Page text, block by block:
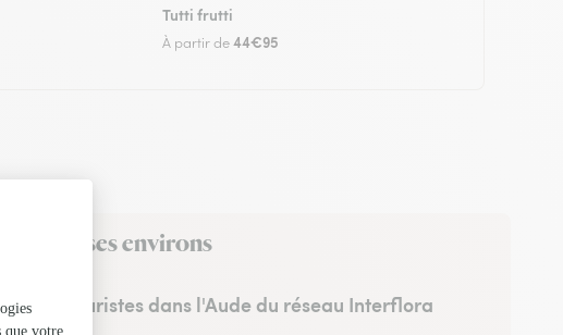
Tutti frutti
À partir de44€95
dans ses environs
Les fleuristes dans l'Aude du réseau Interflora